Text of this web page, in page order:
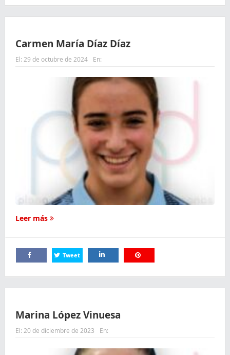
Carmen María Díaz Díaz
El: 29 de octubre de 2024 En:
Leer más
Tweet
Marina López Vinuesa
El: 20 de diciembre de 2023 En: